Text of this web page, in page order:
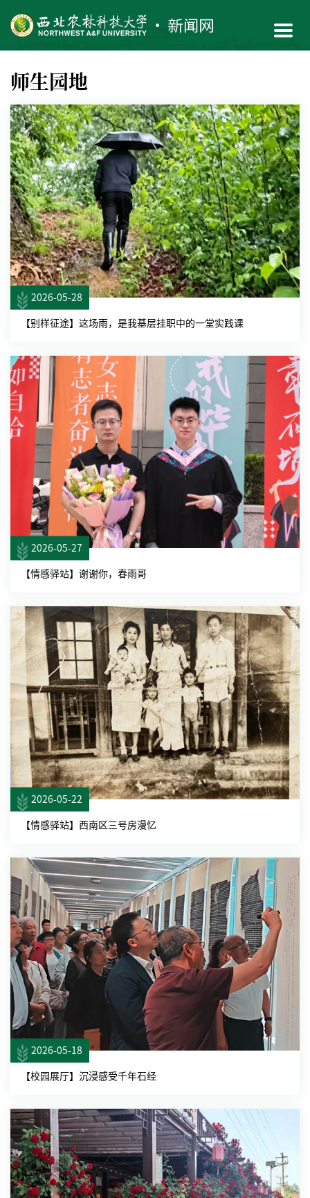
师生园地
【别样征途】这场雨，是我基层挂职中的一堂实践课
2026-05-28
【情感驿站】谢谢你，春雨哥
2026-05-27
【情感驿站】西南区三号房漫忆
2026-05-22
【校园展厅】沉浸感受千年石经
2026-05-18